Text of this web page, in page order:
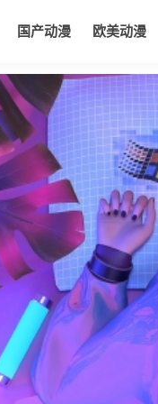
国产动漫 欧美动漫
动漫电影 动态漫画